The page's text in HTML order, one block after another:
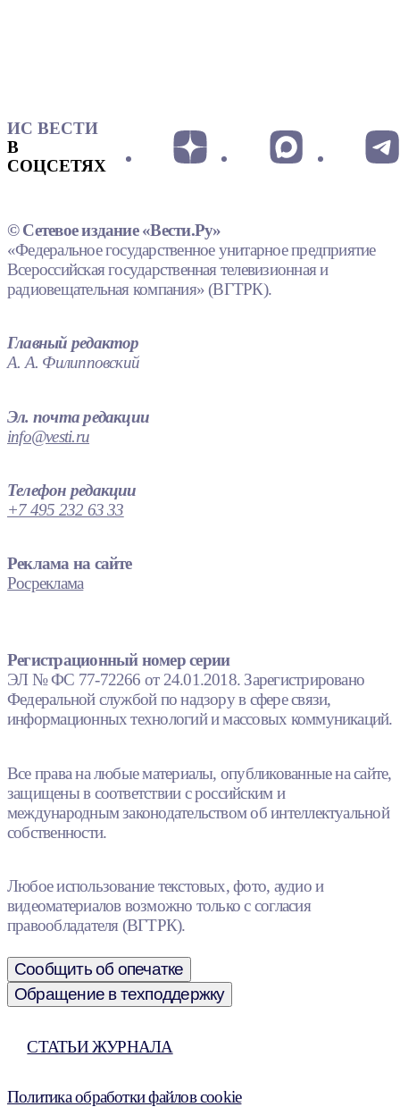
ИС ВЕСТИ
В
СОЦСЕТЯХ
© Сетевое издание «Вести.Ру»
«Федеральное государственное унитарное предприятие
Всероссийская государственная телевизионная и
радиовещательная компания» (ВГТРК).
Главный редактор
А. А. Филипповский
Эл. почта редакции
info@vesti.ru
Телефон редакции
+7 495 232 63 33
Реклама на сайте
Росреклама
Регистрационный номер серии
ЭЛ № ФС 77-72266 от 24.01.2018. Зарегистрировано
Федеральной службой по надзору в сфере связи,
информационных технологий и массовых коммуникаций.
Все права на любые материалы, опубликованные на сайте,
защищены в соответствии с российским и
международным законодательством об интеллектуальной
собственности.
Любое использование текстовых, фото, аудио и
видеоматериалов возможно только с согласия
правообладателя (ВГТРК).
Сообщить об опечатке
Обращение в техподдержку
СТАТЬИ ЖУРНАЛА
Политика обработки файлов cookie